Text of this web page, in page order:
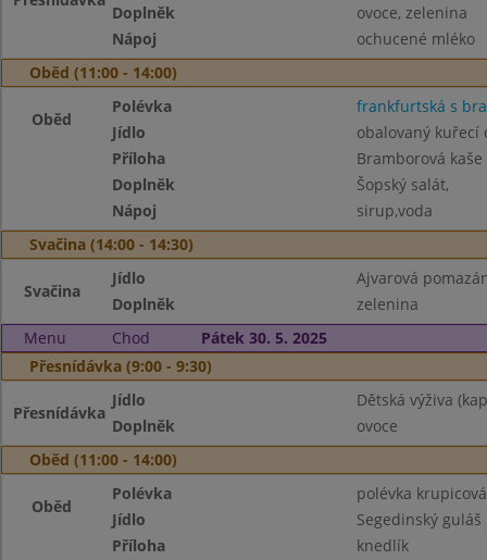
Doplněk
ovoce, zelenina
Nápoj
ochucené mléko
Oběd (11:00 - 14:00)
Oběd
Polévka
frankfurtská s
Jídlo
obalovaný kuřecí
Příloha
Bramborová kaše
Doplněk
Šopský salát,
Nápoj
sirup,voda
Svačina (14:00 - 14:30)
Svačina
Jídlo
Ajvarová
Doplněk
zelenina
Menu
Chod
Pátek 30. 5. 2025
Přesnídávka (9:00 - 9:30)
Přesnídávka
Jídlo
Dětská výživa
Doplněk
ovoce
Oběd (11:00 - 14:00)
Oběd
Polévka
polévka krupicová
Jídlo
Segedinský guláš
Příloha
knedlík